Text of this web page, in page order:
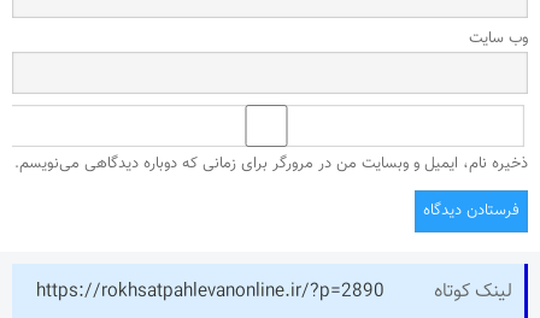
وب‌ سایت
ذخیره نام، ایمیل و وبسایت من در مرورگر برای زمانی که دوباره دیدگاهی می‌نویسم.
لینک کوتاه https://rokhsatpahlevanonline.ir/?p=2890